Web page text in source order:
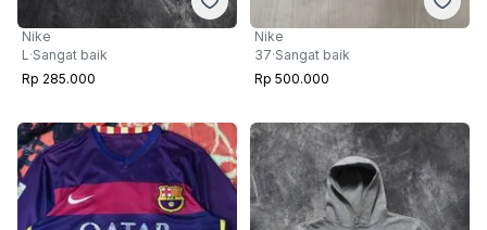
Nike
L ·Sangat baik
Rp 285.000
Nike
37·Sangat baik
Rp 500.000